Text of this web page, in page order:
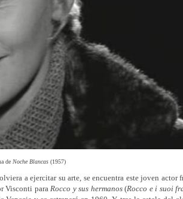
de Noche Blancas(1957)
a ejercitar su arte, se encuentra este joven actor
Visconti para Rocco y sus hermanos (Rocco e i suoi